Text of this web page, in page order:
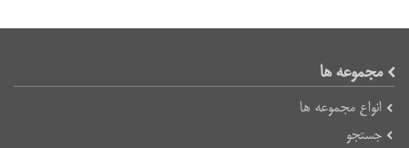
مجموعه ها
انواع مجموعه ها
جستجو